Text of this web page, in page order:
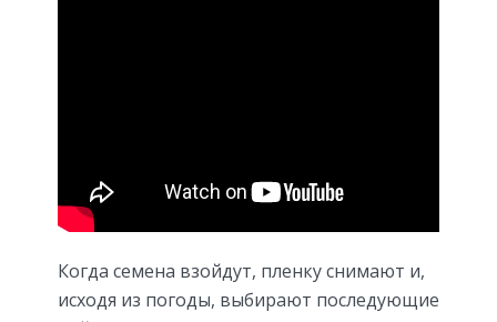
Когда семена взойдут, пленку снимают и,
исходя из погоды, выбирают последующие